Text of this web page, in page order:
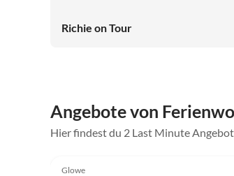
Richie on Tour
Angebote von
Hier findest du 2 Last Minute
Glowe